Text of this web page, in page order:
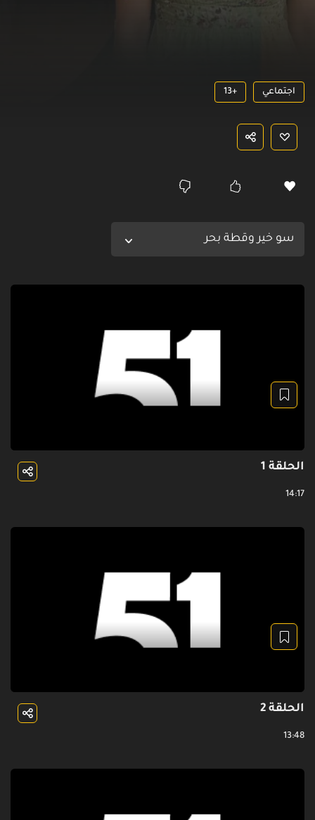
اجتماعي 13+
سو خير وقطة بحر
الحلقة 1
14:17
الحلقة 2
13:48